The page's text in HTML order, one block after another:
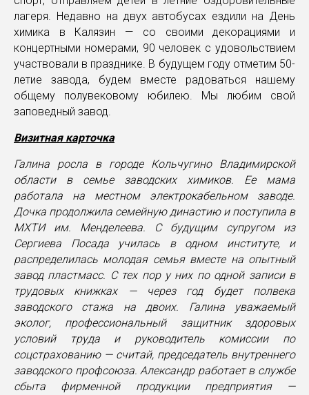
лагеря. Недавно на двух автобусах ездили на День
химика в Калязин — со своими декорациями и
концертными номерами, 90 человек с удовольствием
участвовали в празднике. В будущем году отметим 50-
летие завода, будем вместе радоваться нашему
общему полувековому юбилею. Мы любим свой
заповедный завод.
Визитная карточка
Галина росла в городе Кольчугино Владимирской
области в семье заводских химиков. Ее мама
работала на местном электрокабельном заводе.
Дочка продолжила семейную династию и поступила в
МХТИ им. Менделеева. С будущим супругом из
Сергиева Посада училась в одном институте, и
распределилась молодая семья вместе на опытный
завод пластмасс. С тех пор у них по одной записи в
трудовых книжках — через год будет полвека
заводского стажа на двоих. Галина уважаемый
эколог, профессиональный защитник здоровых
условий труда и руководитель комиссии по
соцстрахованию — считай, председатель внутреннего
заводского профсоюза. Александр работает в службе
сбыта фирменной продукции предприятия —